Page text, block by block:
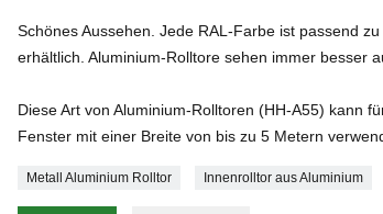
Schönes Aussehen. Jede RAL-Farbe ist passend
erhältlich. Aluminium-Rolltore sehen immer besser
Diese Art von Aluminium-Rolltoren (HH-A55) kann
Fenster mit einer Breite von bis zu 5 Metern
Metall Aluminium Rolltor Innenrolltor aus Aluminium